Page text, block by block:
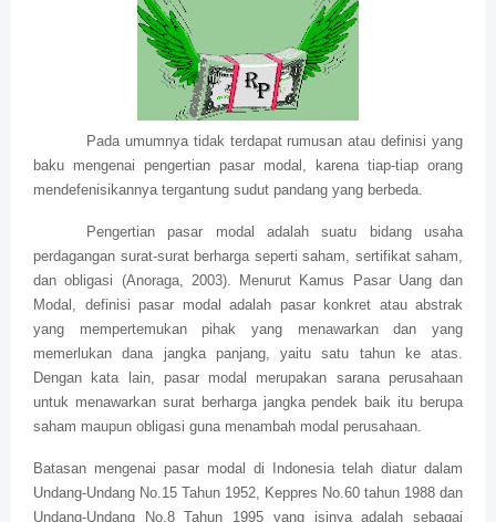
Pada umumnya tidak terdapat rumusan atau definisi yang
baku mengenai pengertian pasar modal, karena tiap-tiap orang
mendefenisikannya tergantung sudut pandang yang berbeda.
Pengertian pasar modal adalah suatu bidang usaha
perdagangan surat-surat berharga seperti saham, sertifikat saham,
dan obligasi (Anoraga, 2003). Menurut Kamus Pasar Uang dan
Modal, definisi pasar modal adalah pasar konkret atau abstrak
yang mempertemukan pihak yang menawarkan dan yang
memerlukan dana jangka panjang, yaitu satu tahun ke atas.
Dengan kata lain, pasar modal merupakan sarana perusahaan
untuk menawarkan surat berharga jangka pendek baik itu berupa
saham maupun obligasi guna menambah modal perusahaan.
Batasan mengenai pasar modal di Indonesia telah diatur dalam
Undang-Undang No.15 Tahun 1952, Keppres No.60 tahun 1988 dan
Undang-Undang No.8 Tahun 1995 yang isinya adalah sebagai